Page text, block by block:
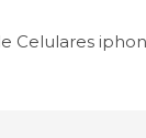
Celulares